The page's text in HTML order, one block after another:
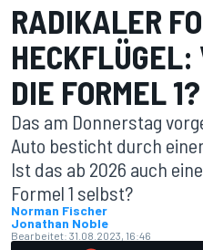
RADIKALER
HECKFLÜGEL:
DIE FORMEL 1?
Das am Donnerstag
Auto besticht durch
Ist das ab 2026 auch
Formel 1 selbst?
Norman Fischer
Jonathan Noble
Bearbeitet: 31.08.2023, 16:46